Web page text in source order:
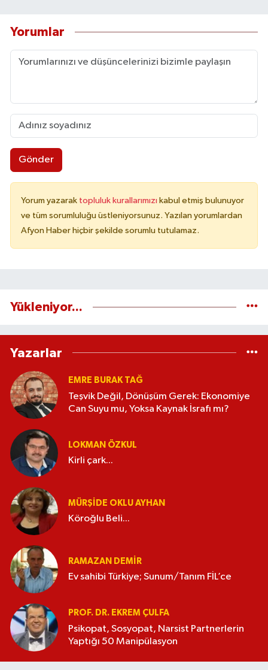
Yorumlar
Gönder
Yorum yazarak topluluk kurallarımızı kabul etmiş bulunuyor
ve tüm sorumluluğu üstleniyorsunuz. Yazılan yorumlardan
Afyon Haber hiçbir şekilde sorumlu tutulamaz.
Yükleniyor...
Yazarlar
EMRE BURAK TAĞ
Teşvik Değil, Dönüşüm Gerek: Ekonomiye
Can Suyu mu, Yoksa Kaynak İsrafı mı?
LOKMAN ÖZKUL
Kirli çark...
MÜRŞIDE OKLU AYHAN
Köroğlu Beli...
RAMAZAN DEMİR
Ev sahibi Türkiye; Sunum/Tanım FİL’ce
PROF. DR. EKREM ÇULFA
Psikopat, Sosyopat, Narsist Partnerlerin
Yaptığı 50 Manipülasyon